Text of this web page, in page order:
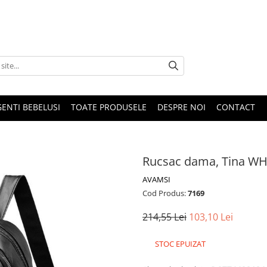
BEBELUSI TOATE PRODUSELE DESPRE NOI CONTACT
Rucsac dama, Tina
AVAMSI
Cod Produs:7169
214,55 Lei 103,10 Lei
STOC EPUIZAT